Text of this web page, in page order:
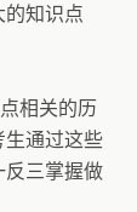
知识点
相关的历
生通过这些
反三掌握做